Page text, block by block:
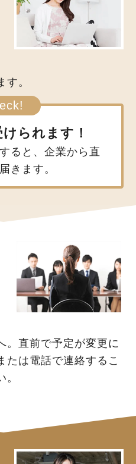
。
られます！
ると、企業から直
きます。
。直前で予定が変更に
たは電話で連絡するこ